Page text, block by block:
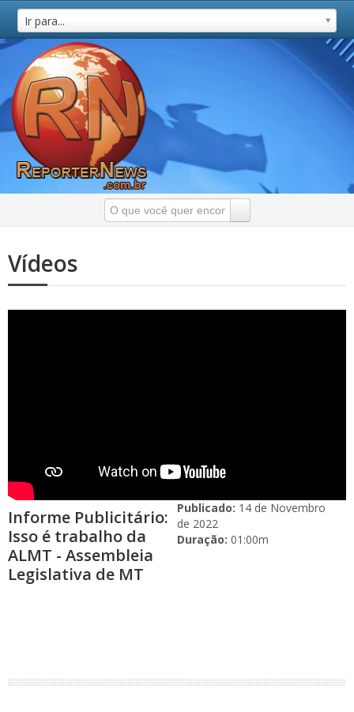
Ir para...
Vídeos
Informe Publicitário:
Isso é trabalho da
ALMT - Assembleia
Legislativa de MT
Publicado: 14 de Novembro
de 2022
Duração: 01:00m